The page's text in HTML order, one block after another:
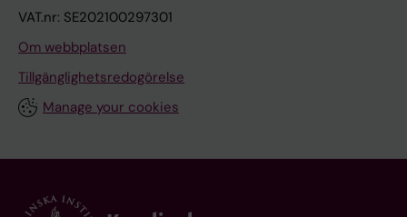
VAT.nr: SE202100297301
Om webbplatsen
Tillgänglighetsredogörelse
Manage your cookies